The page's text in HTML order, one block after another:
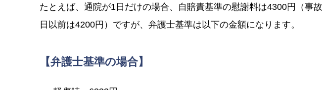
たとえば、通院が1日だけの場合、自賠責基準の慰謝料は4300円（事
日以前は4200円）ですが、弁護士基準は以下の金額になります。
【弁護士基準の場合】